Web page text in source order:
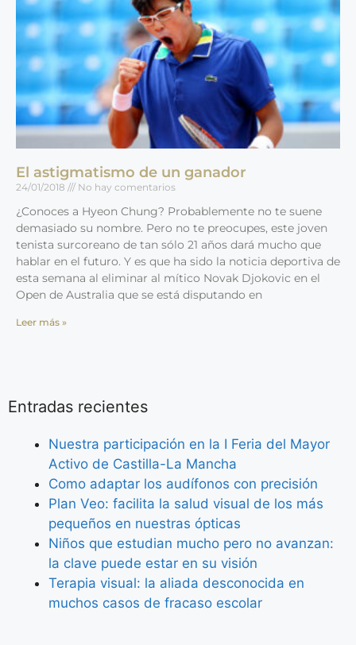
El astigmatismo de un ganador
24/01/2018 No hay comentarios
¿Conoces a Hyeon Chung? Probablemente no te suene
demasiado su nombre. Pero no te preocupes, este joven
tenista surcoreano de tan sólo 21 años dará mucho que
hablar en el futuro. Y es que ha sido la noticia deportiva de
esta semana al eliminar al mítico Novak Djokovic en el
Open de Australia que se está disputando en
Leer más »
Entradas recientes
Nuestra participación en la I Feria del Mayor
Activo de Castilla-La Mancha
Como adaptar los audífonos con precisión
Plan Veo: facilita la salud visual de los más
pequeños en nuestras ópticas
Niños que estudian mucho pero no avanzan:
la clave puede estar en su visión
Terapia visual: la aliada desconocida en
muchos casos de fracaso escolar